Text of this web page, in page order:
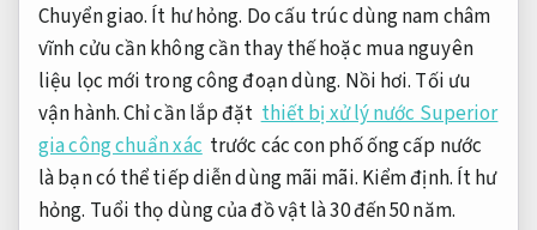
Chuyển giao. Ít hư hỏng. Do cấu trúc dùng nam châm
vĩnh cửu cần không cần thay thế hoặc mua nguyên
liệu lọc mới trong công đoạn dùng. Nồi hơi. Tối ưu
vận hành.Chỉ cần lắp đặt thiết bị xử lý nước Superior
gia công chuẩn xác trước các con phố ống cấp nước
là bạn có thể tiếp diễn dùng mãi mãi. Kiểm định. Ít hư
hỏng. Tuổi thọ dùng của đồ vật là 30 đến 50 năm.